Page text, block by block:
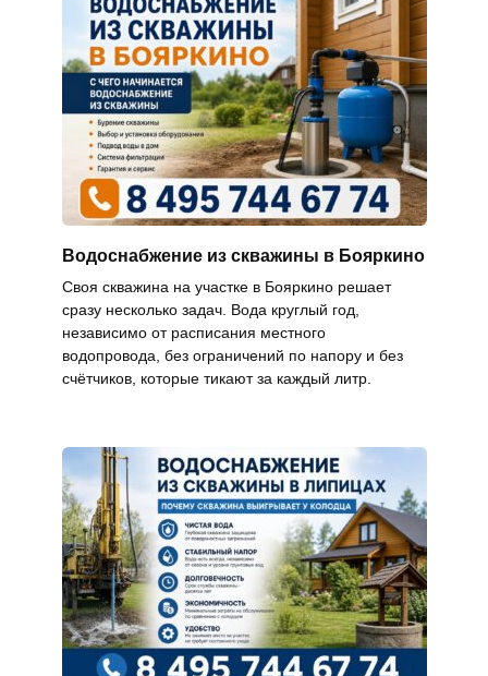
Водоснабжение из скважины в Бояркино
Своя скважина на участке в Бояркино решает
сразу несколько задач. Вода круглый год,
независимо от расписания местного
водопровода, без ограничений по напору и без
счётчиков, которые тикают за каждый литр.